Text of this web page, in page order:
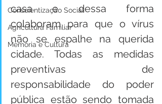
Conscientização Social
Agricultura Familiar
Memória e Cultura
casa e dessa forma
colaboram para que o vírus
não se espalhe na querida
cidade. Todas as medidas
preventivas de
responsabilidade do poder
pública estão sendo tomada